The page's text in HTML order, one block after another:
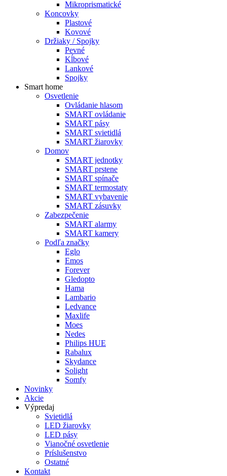
Mikroprismatické
Koncovky
Plastové
Kovové
Držiaky / Spojky
Pevné
Kĺbové
Lankové
Spojky
Smart home
Osvetlenie
Ovládanie hlasom
SMART ovládanie
SMART pásy
SMART svietidlá
SMART žiarovky
Domov
SMART jednotky
SMART prstene
SMART spínače
SMART termostaty
SMART vybavenie
SMART zásuvky
Zabezpečenie
SMART alarmy
SMART kamery
Podľa značky
Eglo
Emos
Forever
Gledopto
Hama
Lambario
Ledvance
Maxlife
Moes
Nedes
Philips HUE
Rabalux
Skydance
Solight
Somfy
Novinky
Akcie
Výpredaj
Svietidlá
LED žiarovky
LED pásy
Vianočné osvetlenie
Príslušenstvo
Ostatné
Kontakt